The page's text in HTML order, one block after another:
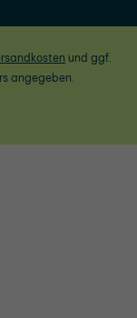
und ggf.
angegeben.